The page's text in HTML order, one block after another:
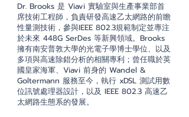
Dr. Brooks 是 Viavi 實驗室與生產事業部首
席技術工程師，負責研發高速乙太網路的前瞻
性量測技術，參與IEEE 802.3規範制定並專注
於未來 448G SerDes 等新興領域。Brooks
擁有南安普敦大學的光電子學博士學位、以及
多項與高速除錯分析的相關專利；曾任職於英
國皇家海軍、Viavi 前身的 Wandel &
Goltermann 服務至今，執行 xDSL 測試用數
位訊號處理器設計，以及 IEEE 802.3 高速乙
太網路生態系的發展。